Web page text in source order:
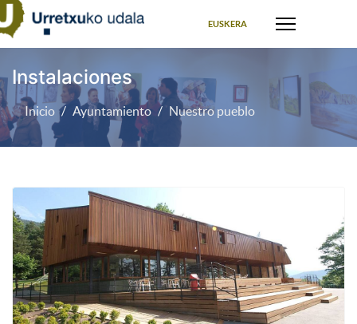
EUSKERA
Instalaciones
Inicio Ayuntamiento Nuestro pueblo